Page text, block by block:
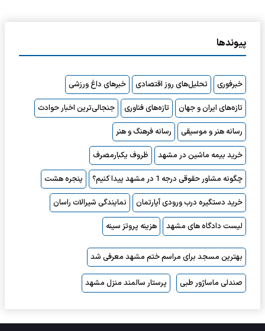
پیوندها
خبرفوری تحلیل‌های روز اقتصادی
خبرهای داغ ورزشی
تازه‌های ایران و جهان
تازه‌های فناوری
جنجالی‌ترین اخبار حوادث
رسانه هنر و موسیقی
رسانه فرهنگ و هنر
خرید بیمه ماشین در مشهد
ظروف یکبارمصرف
چگونه مشاور حقوقی درجه 1 در مشهد پیدا کنیم؟
پنجره هشت
خرید دستگیره درب ورودی آپارتمان
نمایندگی شیرالات راسان
لیست دادگاه های مشهد
هزینه پروتز سینه
بهترین مسجد برای مراسم ختم مشهد معرفی شد
صندلی ماساژور طبی پرستار سالمند منزل مشهد